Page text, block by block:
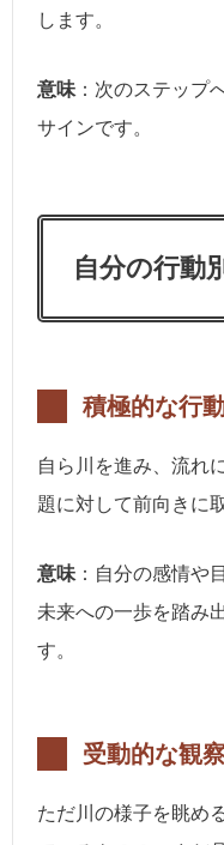
します。
意味 ：次のステップ
サインです。
自分の行動
積極的な行
自ら川を進み、流れ
題に対して前向きに
意味 ：自分の感情や
未来への一歩を踏み
す。
受動的な観
ただ川の様子を眺め